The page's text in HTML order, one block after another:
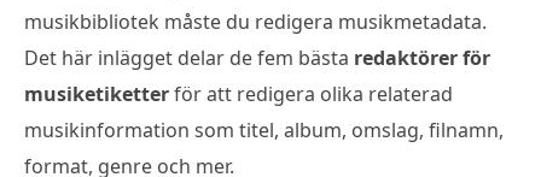
musikbibliotek måste du redigera musikmetadata.
Det här inlägget delar de fem bästa redaktörer för
musiketiketterför att redigera olika relaterad
musikinformation som titel, album, omslag, filnamn,
format, genre och mer.